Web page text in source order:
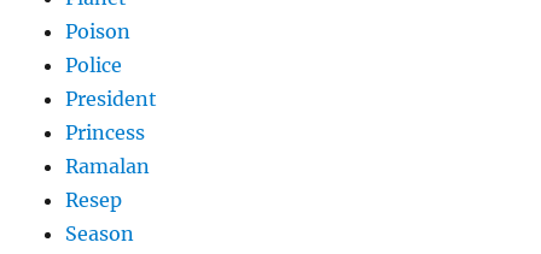
Poison
Police
President
Princess
Ramalan
Resep
Season